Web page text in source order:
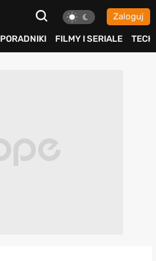
Zaloguj
PORADNIKI FILMY I SERIALE TECH